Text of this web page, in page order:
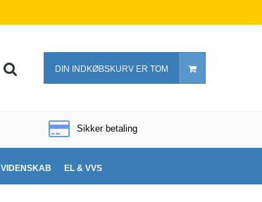
DIN INDKØBSKURV ER TOM
Sikker betaling
VIDENSKAB EL & VVS